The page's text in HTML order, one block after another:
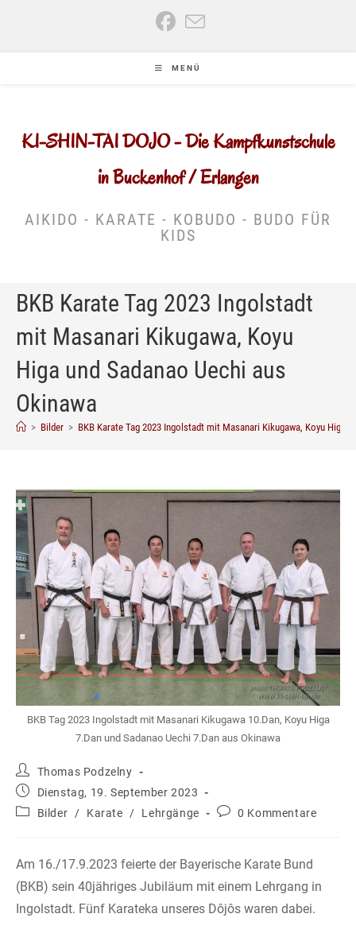
MENÜ
KI-SHIN-TAI DOJO - Die Kampfkunstschule
in Buckenhof / Erlangen
AIKIDO - KARATE - KOBUDO - BUDO FÜR
KIDS
BKB Karate Tag 2023 Ingolstadt
mit Masanari Kikugawa, Koyu
Higa und Sadanao Uechi aus
Okinawa
> Bilder > BKB Karate Tag 2023 Ingolstadt mit Masanari Kikugawa, Koyu Higa
BKB Tag 2023 Ingolstadt mit Masanari Kikugawa 10.Dan, Koyu Higa
7.Dan und Sadanao Uechi 7.Dan aus Okinawa
Beitrags-
Autor:
Thomas Podzelny
Beitrag
veröffentlicht:
Dienstag, 19. September 2023
Beitrags-
Bilder / Karate / Lehrgänge
Beitrags-
0 Kommentare
Am 16./17.9.2023 feierte der Bayerische Karate Bund
(BKB) sein 40jähriges Jubiläum mit einem Lehrgang in
Ingolstadt. Fünf Karateka unseres Dôjôs waren dabei.